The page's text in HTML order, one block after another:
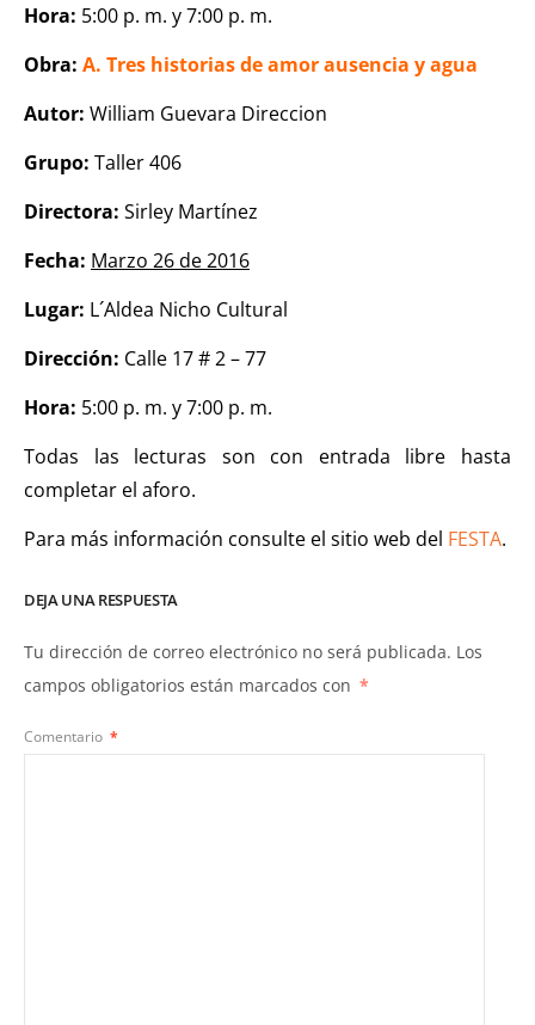
Hora: 5:00 p. m. y 7:00 p. m.
Obra: A. Tres historias de amor ausencia y agua
Autor: William Guevara Direccion
Grupo: Taller 406
Directora: Sirley Martínez
Fecha: Marzo 26 de 2016
Lugar: L´Aldea Nicho Cultural
Dirección: Calle 17 # 2 – 77
Hora: 5:00 p. m. y 7:00 p. m.
Todas las lecturas son con entrada libre hasta
completar el aforo.
Para más información consulte el sitio web del FESTA.
DEJA UNA RESPUESTA
Tu dirección de correo electrónico no será publicada. Los
campos obligatorios están marcados con *
Comentario *